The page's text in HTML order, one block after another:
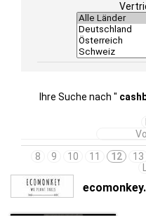
Ihre Suche nach "
8
9 10 11 12 13